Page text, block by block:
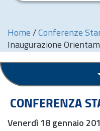
Home / Conferenze
Inaugurazione
CONFERENZA
Venerdì 18 gennaio